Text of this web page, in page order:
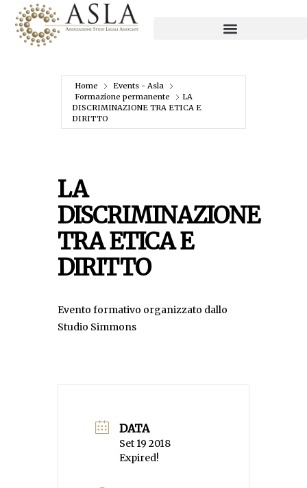
Home
Events - Asla
Formazione permanente
LA
DISCRIMINAZIONE TRA ETICA E
DIRITTO
LA
DISCRIMINAZIONE
TRA ETICA E
DIRITTO
Evento formativo organizzato dallo
Studio Simmons
DATA
Set 19 2018
Expired!